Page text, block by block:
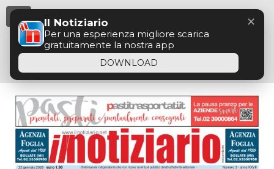
Il Notiziario
Per una esperienza migliore scarica
gratuitamente la nostra app
DOWNLOAD
✕
Menu